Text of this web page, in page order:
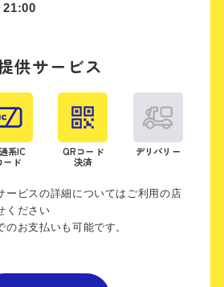
21:00
供サービス
系IC
ード
QRコード
決済
デリバリー
ービスの詳細についてはご利用の店
ください
お支払いも可能です。